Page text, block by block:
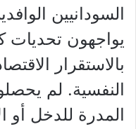
السودانيين
يواجهون تحديات
بالاستقرار
النفسية. لم
المدرة للدخل أو